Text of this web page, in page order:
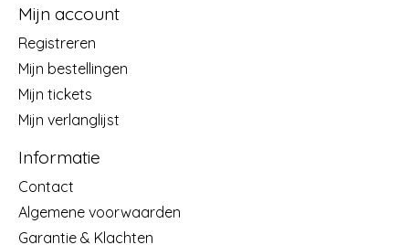
Mijn account
Registreren
Mijn bestellingen
Mijn tickets
Mijn verlanglijst
Informatie
Contact
Algemene voorwaarden
Garantie & Klachten